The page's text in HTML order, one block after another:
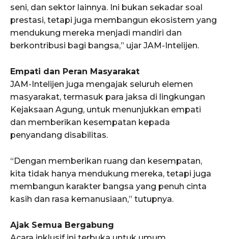
seni, dan sektor lainnya. Ini bukan sekadar soal
prestasi, tetapi juga membangun ekosistem yang
mendukung mereka menjadi mandiri dan
berkontribusi bagi bangsa,” ujar JAM-Intelijen.
Empati dan Peran Masyarakat
JAM-Intelijen juga mengajak seluruh elemen
masyarakat, termasuk para jaksa di lingkungan
Kejaksaan Agung, untuk menunjukkan empati
dan memberikan kesempatan kepada
penyandang disabilitas.
“Dengan memberikan ruang dan kesempatan,
kita tidak hanya mendukung mereka, tetapi juga
membangun karakter bangsa yang penuh cinta
kasih dan rasa kemanusiaan,” tutupnya.
Ajak Semua Bergabung